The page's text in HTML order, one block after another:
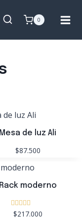
0
Mesa de luz Ali
$87.500
Rack moderno
Valorado
$217.000